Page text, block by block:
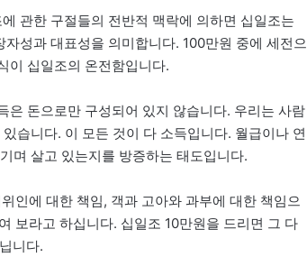
관한 구절들의 전반적 맥락에 의하면 십일조는
성과 대표성을 의미합니다. 100만원 중에 세전으
이 십일조의 온전함입니다.
은 돈으로만 구성되어 있지 않습니다. 우리는 사람
습니다. 이 모든 것이 다 소득입니다. 월급이나 연
며 살고 있는지를 방증하는 태도입니다.
인에 대한 책임, 객과 고아와 과부에 대한 책임으
보라고 하십니다. 십일조 10만원을 드리면 그 다
니다.